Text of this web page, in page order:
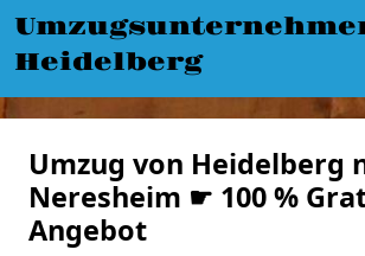
Heidelberg
Umzug von Heidelberg
Neresheim ☛ 100 %
Angebot